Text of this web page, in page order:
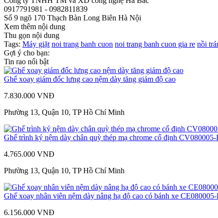
0917791981 - 0982811839
Số 9 ngõ 170 Thạch Bàn Long Biên Hà Nội
Xem thêm nội dung
Thu gọn nội dung
Tags: Máy giặt noi trang banh cuon noi trang banh cuon gia re nồi
Gợi ý cho bạn:
Tin rao nổi bật
Ghế xoay giám đốc lưng cao nệm dày tăng giảm độ cao
7.830.000 VNĐ
Phường 13, Quận 10, TP Hồ Chí Minh
Ghế trình ký nệm dày chân quỳ thép mạ chrome cố định CV080005-
4.765.000 VNĐ
Phường 13, Quận 10, TP Hồ Chí Minh
Ghế xoay nhân viên nệm dày nâng hạ độ cao có bánh xe CE080005-
6.156.000 VNĐ